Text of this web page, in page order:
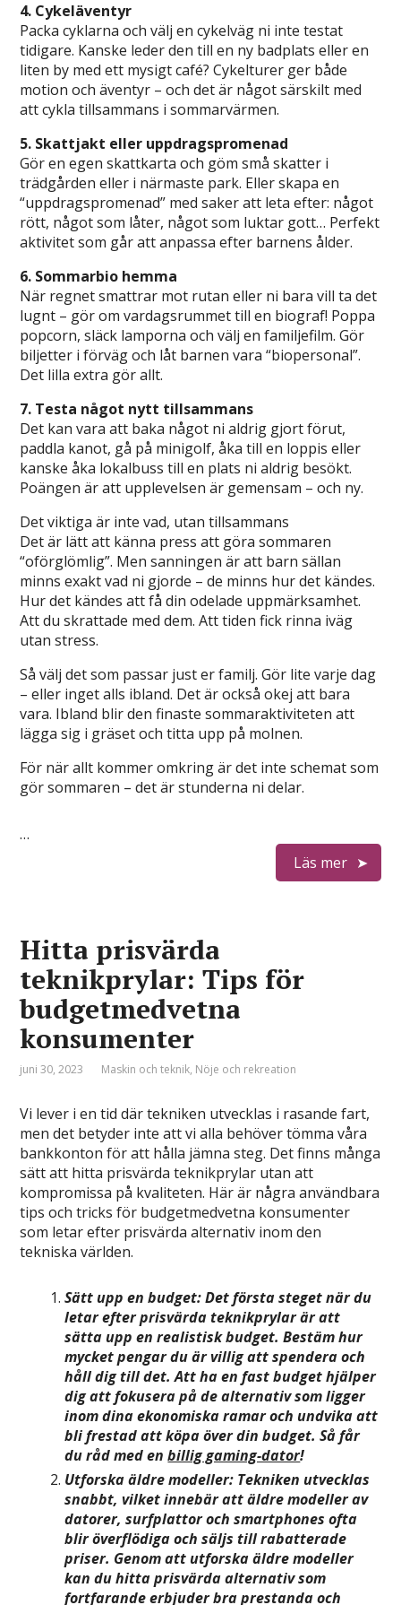
4. Cykeläventyr
Packa cyklarna och välj en cykelväg ni inte testat
tidigare. Kanske leder den till en ny badplats eller en
liten by med ett mysigt café? Cykelturer ger både
motion och äventyr – och det är något särskilt med
att cykla tillsammans i sommarvärmen.
5. Skattjakt eller uppdragspromenad
Gör en egen skattkarta och göm små skatter i
trädgården eller i närmaste park. Eller skapa en
“uppdragspromenad” med saker att leta efter: något
rött, något som låter, något som luktar gott… Perfekt
aktivitet som går att anpassa efter barnens ålder.
6. Sommarbio hemma
När regnet smattrar mot rutan eller ni bara vill ta det
lugnt – gör om vardagsrummet till en biograf! Poppa
popcorn, släck lamporna och välj en familjefilm. Gör
biljetter i förväg och låt barnen vara “biopersonal”.
Det lilla extra gör allt.
7. Testa något nytt tillsammans
Det kan vara att baka något ni aldrig gjort förut,
paddla kanot, gå på minigolf, åka till en loppis eller
kanske åka lokalbuss till en plats ni aldrig besökt.
Poängen är att upplevelsen är gemensam – och ny.
Det viktiga är inte vad, utan tillsammans
Det är lätt att känna press att göra sommaren
“oförglömlig”. Men sanningen är att barn sällan
minns exakt vad ni gjorde – de minns hur det kändes.
Hur det kändes att få din odelade uppmärksamhet.
Att du skrattade med dem. Att tiden fick rinna iväg
utan stress.
Så välj det som passar just er familj. Gör lite varje dag
– eller inget alls ibland. Det är också okej att bara
vara. Ibland blir den finaste sommaraktiviteten att
lägga sig i gräset och titta upp på molnen.
För när allt kommer omkring är det inte schemat som
gör sommaren – det är stunderna ni delar.
…
Läs mer
Hitta prisvärda
teknikprylar: Tips för
budgetmedvetna
konsumenter
juni 30, 2023 Maskin och teknik, Nöje och rekreation
Vi lever i en tid där tekniken utvecklas i rasande fart,
men det betyder inte att vi alla behöver tömma våra
bankkonton för att hålla jämna steg. Det finns många
sätt att hitta prisvärda teknikprylar utan att
kompromissa på kvaliteten. Här är några användbara
tips och tricks för budgetmedvetna konsumenter
som letar efter prisvärda alternativ inom den
tekniska världen.
Sätt upp en budget: Det första steget när du
letar efter prisvärda teknikprylar är att
sätta upp en realistisk budget. Bestäm hur
mycket pengar du är villig att spendera och
håll dig till det. Att ha en fast budget hjälper
dig att fokusera på de alternativ som ligger
inom dina ekonomiska ramar och undvika att
bli frestad att köpa över din budget. Så får
du råd med enbillig gaming-dator!
Utforska äldre modeller: Tekniken utvecklas
snabbt, vilket innebär att äldre modeller av
datorer, surfplattor och smartphones ofta
blir överflödiga och säljs till rabatterade
priser. Genom att utforska äldre modeller
kan du hitta prisvärda alternativ som
fortfarande erbjuder bra prestanda och